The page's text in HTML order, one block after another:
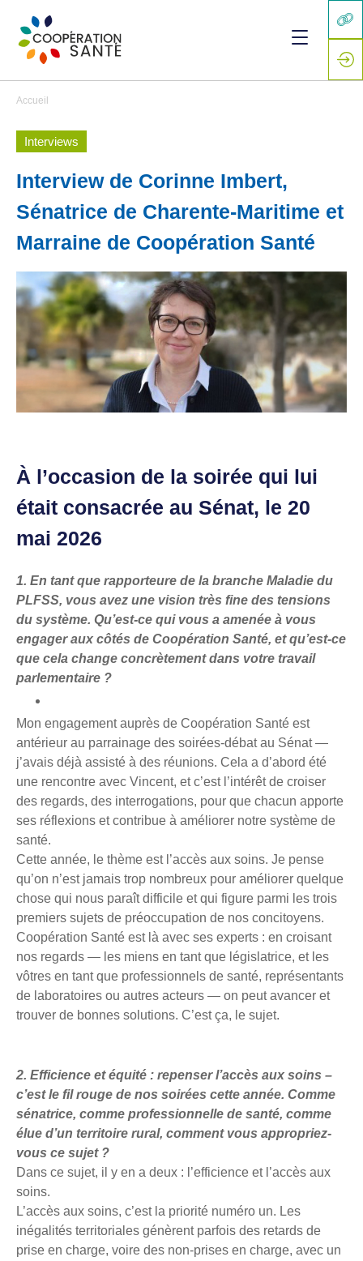
Accueil
Interviews
Interview de Corinne Imbert,
Sénatrice de Charente-Maritime et
Marraine de Coopération Santé
À l’occasion de la soirée qui lui
était consacrée au Sénat, le 20
mai 2026
1. En tant que rapporteure de la branche Maladie du
PLFSS, vous avez une vision très fine des tensions
du système. Qu’est-ce qui vous a amenée à vous
engager aux côtés de Coopération Santé, et qu’est-ce
que cela change concrètement dans votre travail
parlementaire ?
Mon engagement auprès de Coopération Santé est
antérieur au parrainage des soirées-débat au Sénat —
j’avais déjà assisté à des réunions. Cela a d’abord été
une rencontre avec Vincent, et c’est l’intérêt de croiser
des regards, des interrogations, pour que chacun apporte
ses réflexions et contribue à améliorer notre système de
santé.
Cette année, le thème est l’accès aux soins. Je pense
qu’on n’est jamais trop nombreux pour améliorer quelque
chose qui nous paraît difficile et qui figure parmi les trois
premiers sujets de préoccupation de nos concitoyens.
Coopération Santé est là avec ses experts : en croisant
nos regards — les miens en tant que législatrice, et les
vôtres en tant que professionnels de santé, représentants
de laboratoires ou autres acteurs — on peut avancer et
trouver de bonnes solutions. C’est ça, le sujet.
2. Efficience et équité : repenser l’accès aux soins –
c’est le fil rouge de nos soirées cette année. Comme
sénatrice, comme professionnelle de santé, comme
élue d’un territoire rural, comment vous appropriez-
vous ce sujet ?
Dans ce sujet, il y en a deux : l’efficience et l’accès aux
soins.
L’accès aux soins, c’est la priorité numéro un. Les
inégalités territoriales génèrent parfois des retards de
prise en charge, voire des non-prises en charge, avec un